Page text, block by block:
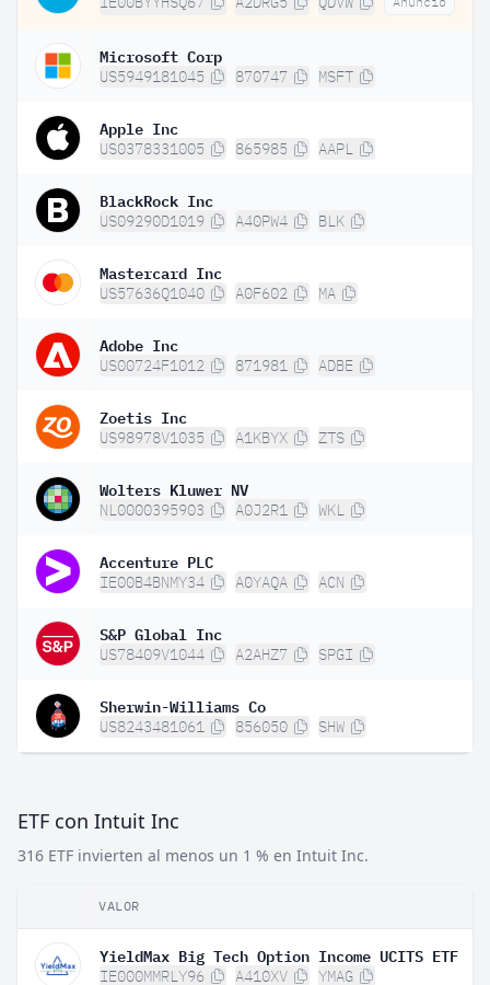
Microsoft Corp
US5949181045 870747 MSFT
Apple Inc
US0378331005 865985 AAPL
BlackRock Inc
US09290D1019 A40PW4 BLK
Mastercard Inc
US57636Q1040 A0F602 MA
Adobe Inc
US00724F1012 871981 ADBE
Zoetis Inc
US98978V1035 A1KBYX ZTS
Wolters Kluwer NV
NL0000395903 A0J2R1 WKL
Accenture PLC
IE00B4BNMY34 A0YAQA ACN
S&P Global Inc
US78409V1044 A2AHZ7 SPGI
Sherwin-Williams Co
US8243481061 856050 SHW
ETF con Intuit Inc
316 ETF invierten al menos un 1 % en Intuit Inc.
VALOR
YieldMax Big Tech Option Income UCITS ETF
IE000MMRLY96 A410XV YMAG